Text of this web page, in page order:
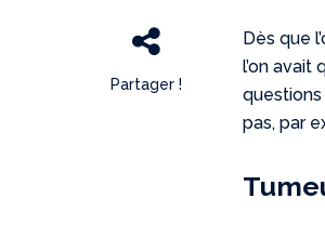
Partager !
Dès que
l’on
questions
pas, par